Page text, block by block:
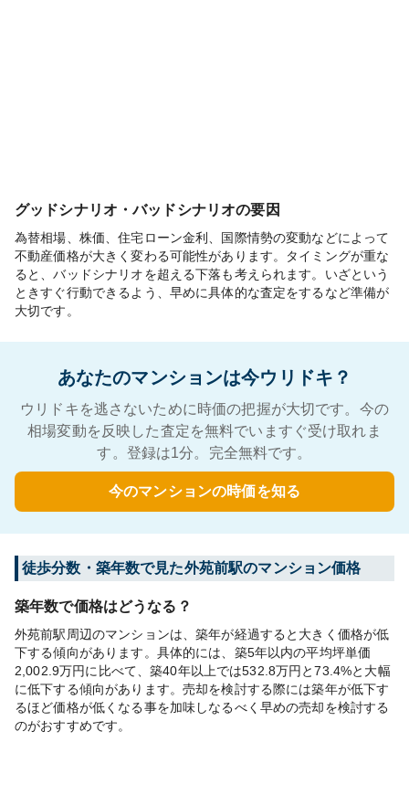
グッドシナリオ・バッドシナリオの要因
為替相場、株価、住宅ローン金利、国際情勢の変動などによって
不動産価格が大きく変わる可能性があります。タイミングが重な
ると、バッドシナリオを超える下落も考えられます。いざという
ときすぐ行動できるよう、早めに具体的な査定をするなど準備が
大切です。
あなたのマンションは今ウリドキ？
ウリドキを逃さないために時価の把握が大切です。今の
相場変動を反映した査定を無料でいますぐ受け取れま
す。登録は1分。完全無料です。
今のマンションの時価を知る
徒歩分数・築年数で見た外苑前駅のマンション価格
築年数で価格はどうなる？
外苑前駅周辺のマンションは、築年が経過すると大きく価格が低
下する傾向があります。具体的には、築5年以内の平均坪単価
2,002.9万円に比べて、築40年以上では532.8万円と73.4%と大幅
に低下する傾向があります。売却を検討する際には築年が低下す
るほど価格が低くなる事を加味しなるべく早めの売却を検討する
のがおすすめです。